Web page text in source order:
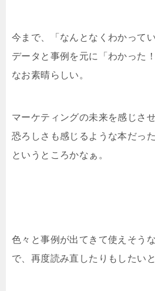
今まで、「なんとなくわかって
データと事例を元に「わかった
なお素晴らしい。
マーケティングの未来を感じさ
恐ろしさも感じるような本だっ
というところかなぁ。
色々と事例が出てきて使えそう
で、再度読み直したりもしたいと